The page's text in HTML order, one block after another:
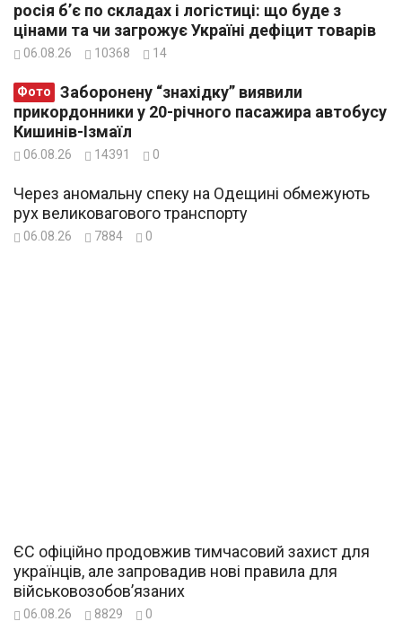
росія б’є по складах і логістиці: що буде з
цінами та чи загрожує Україні дефіцит товарів
06.08.26 10368 14
Фото
прикордонники у 20-річного пасажира автобусу
Кишинів-Ізмаїл
06.08.26 14391 0
Через аномальну спеку на Одещині обмежують
рух великовагового транспорту
06.08.26 7884 0
ЄС офіційно продовжив тимчасовий захист для
українців, але запровадив нові правила для
військовозобов’язаних
06.08.26 8829 0